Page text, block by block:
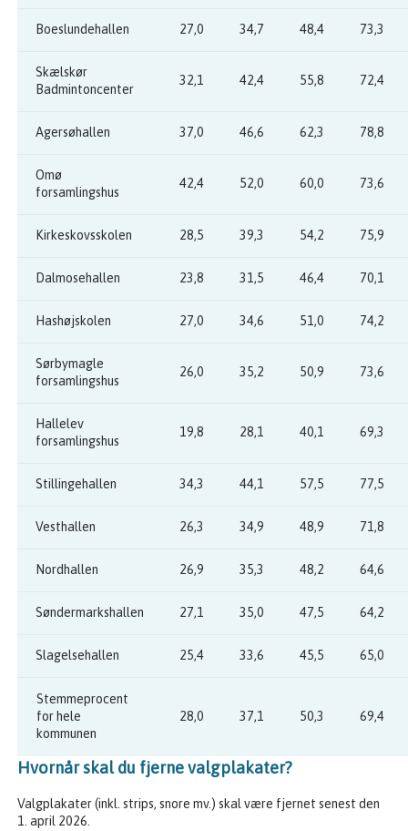
Boeslundehallen 27,0 34,7 48,4 73,3
Skælskør
Badmintoncenter
32,1 42,4 55,8 72,4
Agersøhallen 37,0 46,6 62,3 78,8
Omø
forsamlingshus
42,4 52,0 60,0 73,6
Kirkeskovsskolen 28,5 39,3 54,2 75,9
Dalmosehallen 23,8 31,5 46,4 70,1
Hashøjskolen 27,0 34,6 51,0 74,2
Sørbymagle
forsamlingshus
26,0 35,2 50,9 73,6
Hallelev
forsamlingshus
19,8 28,1 40,1 69,3
Stillingehallen 34,3 44,1 57,5 77,5
Vesthallen 26,3 34,9 48,9 71,8
Nordhallen 26,9 35,3 48,2 64,6
Søndermarkshallen 27,1 35,0 47,5 64,2
Slagelsehallen 25,4 33,6 45,5 65,0
Stemmeprocent
for hele
kommunen
28,0 37,1 50,3 69,4
Hvornår skal du fjerne valgplakater?
Valgplakater (inkl. strips, snore mv.) skal være fjernet senest den
1. april 2026.